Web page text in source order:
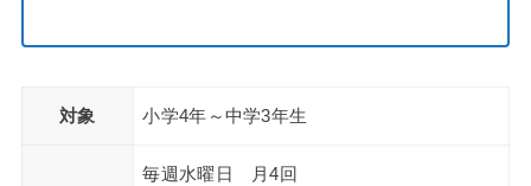
対象 小学4年～中学3年生
毎週水曜日 月4回